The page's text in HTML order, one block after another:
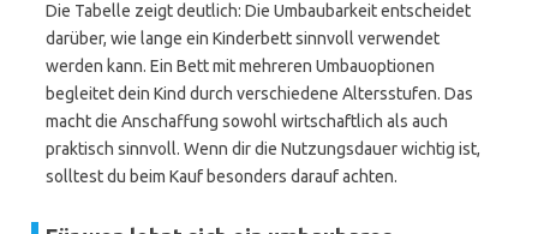
Die Tabelle zeigt deutlich: Die Umbaubarkeit entscheidet
darüber, wie lange ein Kinderbett sinnvoll verwendet
werden kann. Ein Bett mit mehreren Umbauoptionen
begleitet dein Kind durch verschiedene Altersstufen. Das
macht die Anschaffung sowohl wirtschaftlich als auch
praktisch sinnvoll. Wenn dir die Nutzungsdauer wichtig ist,
solltest du beim Kauf besonders darauf achten.